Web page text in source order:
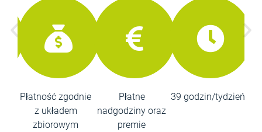
Płatność zgodnie
z układem
zbiorowym
Płatne
nadgodziny oraz
premie
39 godzin/tydzień